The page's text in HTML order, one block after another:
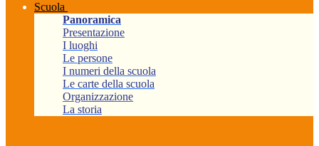
Scuola
Panoramica
Presentazione
I luoghi
Le persone
I numeri della scuola
Le carte della scuola
Organizzazione
La storia